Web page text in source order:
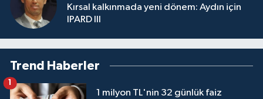
Kırsal kalkınmada yeni dönem: Aydın için
IPARD III
Trend Haberler
1 milyon TL'nin 32 günlük faiz